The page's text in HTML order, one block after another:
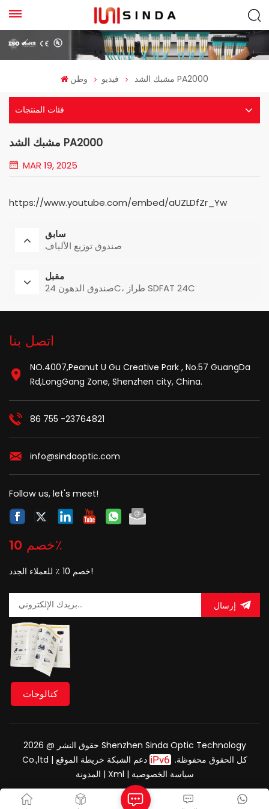
وطن فيديو مشبك الشد PA2000
فئات المنتجات
مشبك الشد PA2000
MAR 19, 2025
https://www.youtube.com/embed/aUZLDfZr_Yw
سابق
صندوق توزيع الألياف
مقبل
صندوق الدهون 24C، طراز SDFAT 24C
اتصل بنا
NO.4007,Peanut U Gu Creative Park , No.57 GuangDa
Rd,LongGang Zone, Shenzhen city, China.
86 755 -23764821
info@sindaoptic.com
Follow us, let's meet!
خصم 10٪
خصم 10 ٪ للعملاء الجدد!
إرسال
كتالوجات
حقوق النشر @ 2026 Shenzhen Sinda Optic Technology
Co.,ltd كل الحقوق محفوظة.
دعم الشبكة خريطة الموقع |
المدونة | Xml | سياسة الخصوصية